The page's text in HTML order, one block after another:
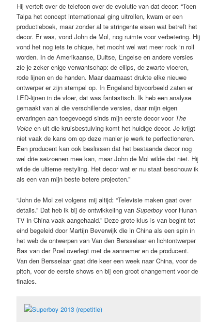
Hij vertelt over de telefoon over de evolutie van dat decor: “Toen
Talpa het concept internationaal ging uitrollen, kwam er een
productieboek, maar zonder al te stringente eisen wat betreft het
decor. Er was, vond John de Mol, nog ruimte voor verbetering. Hij
vond het nog iets te chique, het mocht wel wat meer rock ‘n roll
worden. In de Amerikaanse, Duitse, Engelse en andere versies
zie je zeker enige verwantschap: de ellips, de zwarte vloeren,
rode lijnen en de handen. Maar daarnaast drukte elke nieuwe
ontwerper er zijn stempel op. In Engeland bijvoorbeeld zaten er
LED-lijnen in de vloer, dat was fantastisch. Ik heb een analyse
gemaakt van al die verschillende versies, daar mijn eigen
ervaringen aan toegevoegd sinds mijn eerste decor voor The
Voice en uit die kruisbestuiving komt het huidige decor. Je krijgt
niet vaak de kans om op deze manier je werk te perfectioneren.
Een producent kan ook beslissen dat het bestaande decor nog
wel drie seizoenen mee kan, maar John de Mol wilde dat niet. Hij
wilde de ultieme restyling. Het decor wat er nu staat beschouw ik
als een van mijn beste betere projecten.”
“John de Mol zei volgens mij altijd: “Televisie maken gaat over
details.” Dat heb ik bij de ontwikkeling vanSuperboy voor Hunan
TV in China vaak aangehaald.” Deze grote klus is van begint tot
eind begeleid door Martijn Beverwijk die in China als een spin in
het web de ontwerpen van Van den Bersselaar en lichtontwerper
Bas van der Poel overlegt met de aannemer en de producent.
Van den Bersselaar gaat drie keer een week naar China, voor de
pitch, voor de eerste shows en bij een groot changement voor de
finales.